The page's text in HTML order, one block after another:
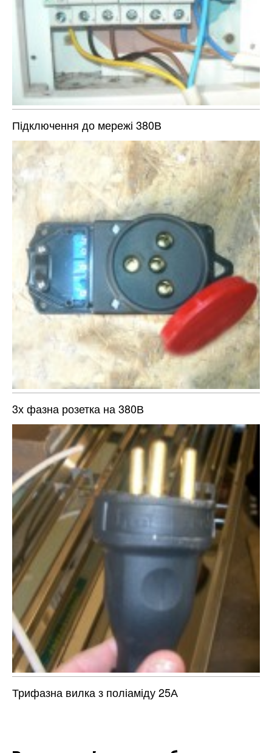
Підключення до мережі 380В
3х фазна розетка на 380В
Трифазна вилка з поліаміду 25А